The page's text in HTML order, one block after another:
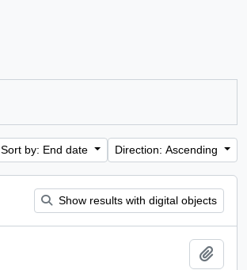
Sort by: End date Direction: Ascending
Show results with digital objects